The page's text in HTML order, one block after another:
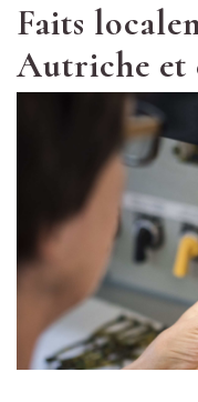
Faits
Autriche et